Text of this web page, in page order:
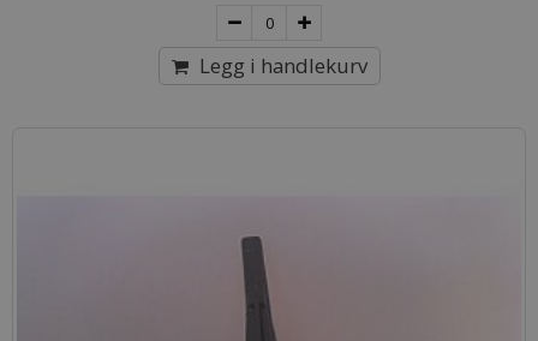
Legg i handlekurv